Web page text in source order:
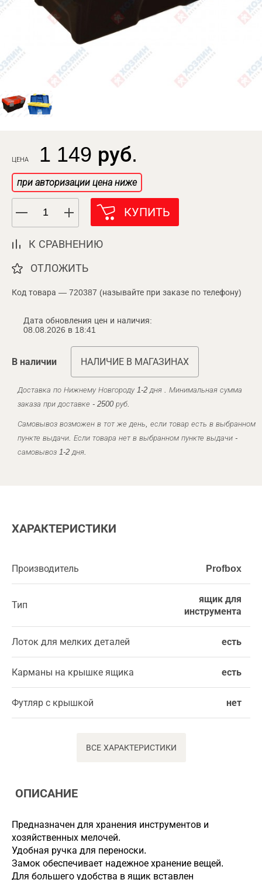
ЦЕНА 1 149 руб.
при авторизации цена ниже
КУПИТЬ
К СРАВНЕНИЮ
ОТЛОЖИТЬ
Код товара — 720387 (называйте при заказе по телефону)
Дата обновления цен и наличия:
08.08.2026 в 18:41
В наличии НАЛИЧИЕ В МАГАЗИНАХ
Доставка по Нижнему Новгороду 1-2 дня . Минимальная сумма
заказа при доставке - 2500 руб.
Самовывоз возможен в тот же день, если товар есть в выбранном
пункте выдачи. Если товара нет в выбранном пункте выдачи -
самовывоз 1-2 дня.
ХАРАКТЕРИСТИКИ
Производитель Profbox
Тип
ящик для
инструмента
Лоток для мелких деталей есть
Карманы на крышке ящика есть
Футляр с крышкой нет
ВСЕ ХАРАКТЕРИСТИКИ
ОПИСАНИЕ
Предназначен для хранения инструментов и
хозяйственных мелочей.
Удобная ручка для переноски.
Замок обеспечивает надежное хранение вещей.
Для большего удобства в ящик вставлен